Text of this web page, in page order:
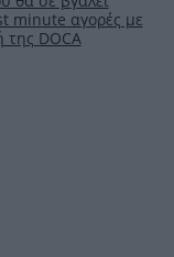
minute αγορές με
DOCA